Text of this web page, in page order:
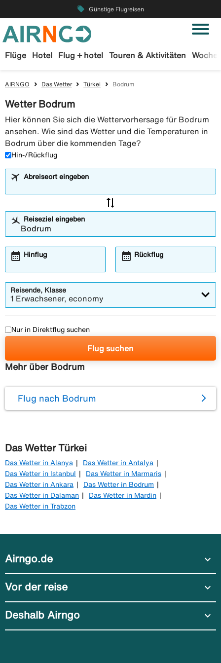
local_offer Günstige Flugreisen
Flüge Hotel Flug + hotel Touren & Aktivitäten
AIRNGO Das Wetter Türkei Bodrum
Wetter Bodrum
Hier können Sie sich die Wettervorhersage für Bodrum
ansehen. Wie sind das Wetter und die Temperaturen in
Bodrum über die kommenden Tage?
Hin-/Rückflug
Abreiseort eingeben
sync_alt
Reiseziel eingeben
Hinflug
calendar_month Rückflug
calendar_month
Reisende, Klasse
1 Erwachsener, economy
Nur in Direktflug suchen
Flug suchen
Mehr über Bodrum
Flug nach Bodrum
Das Wetter Türkei
Das Wetter in Alanya
Das Wetter in Antalya
Das Wetter in Istanbul
Das Wetter in Marmaris
Das Wetter in Ankara
Das Wetter in Bodrum
Das Wetter in Dalaman
Das Wetter in Mardin
Das Wetter in Trabzon
Airngo.de expand_more
Vor der reise expand_more
Deshalb Airngo expand_more